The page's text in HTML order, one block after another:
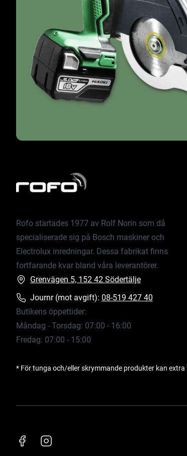
Rofo startades 1977 av Rolf Norin som då
specialiserade sig på Bosch maskiner och
Electrolux inredningar. Dessa fabrikat finns
fortfarande kvar bland våra leverantörer.
Grenvägen 5, 152 42 Södertälje
Journr (mot avgift): 08-519 427 40
Butikens öppettider:
Måndag - Torsdag: 07:00 - 16:00
Fredag: 07:00 - 15:00
* För tunga och/eller skrymmande produkter kan